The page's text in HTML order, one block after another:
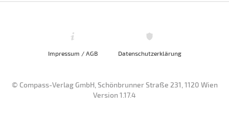
Impressum / AGB Datenschutzerklärung
© Compass-Verlag GmbH, Schönbrunner Straße 231, 1120 Wien
Version 1.17.4